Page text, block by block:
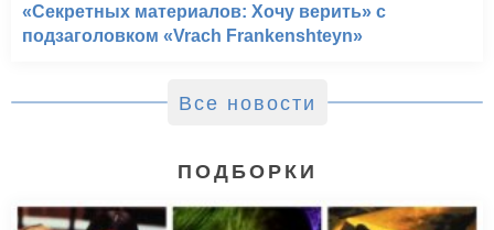
«Секретных материалов: Хочу верить» с
подзаголовком «Vrach Frankenshteyn»
Все новости
ПОДБОРКИ